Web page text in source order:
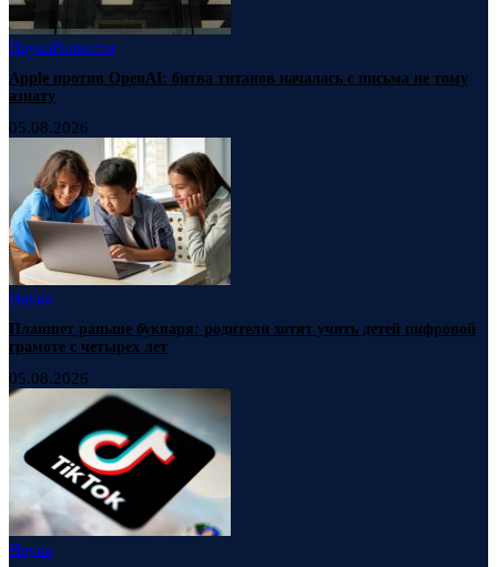
НаукаНовости
Apple против OpenAI: битва титанов началась с письма не тому
азиату
05.08.2026
Наука
Планшет раньше букваря: родители хотят учить детей цифровой
грамоте с четырех лет
05.08.2026
Наука